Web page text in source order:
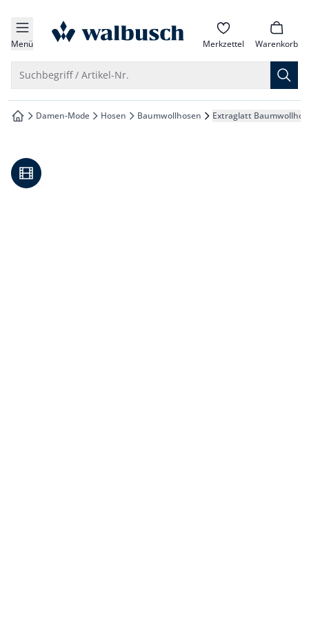
springen
springen
springen
springen
Menü zur Startseite Merkzettel Warenkorb
Suchbegriff / Artikel-Nr.
zur Startseite
Damen-Mode Hosen Baumwollhosen Extraglatt
Video